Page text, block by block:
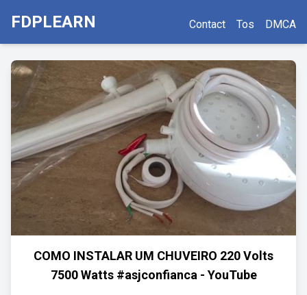
FDPLEARN Contact Tos DMCA
COMO INSTALAR UM CHUVEIRO 220 Volts
7500 Watts #asjconfianca - YouTube